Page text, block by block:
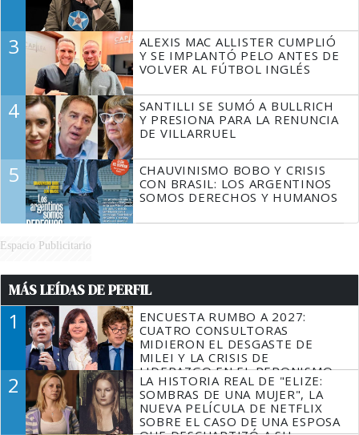
3
ALEXIS MAC ALLISTER CUMPLIÓ
Y SE IMPLANTÓ PELO ANTES DE
VOLVER AL FÚTBOL INGLÉS
4
SANTILLI SE SUMÓ A BULLRICH
Y PRESIONA PARA LA RENUNCIA
DE VILLARRUEL
5
CHAUVINISMO BOBO Y CRISIS
CON BRASIL: LOS ARGENTINOS
SOMOS DERECHOS Y HUMANOS
Espacio Publicitario
MÁS LEÍDAS DE PERFIL
1
ENCUESTA RUMBO A 2027:
CUATRO CONSULTORAS
MIDIERON EL DESGASTE DE
MILEI Y LA CRISIS DE
LIDERAZGO EN EL PERONISMO
2
LA HISTORIA REAL DE "ELIZE:
SOMBRAS DE UNA MUJER", LA
NUEVA PELÍCULA DE NETFLIX
SOBRE EL CASO DE UNA ESPOSA